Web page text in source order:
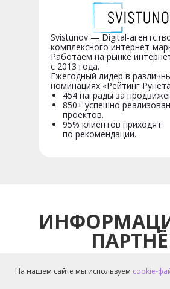
Svistunov — Digital-
комплексного интернет-
Работаем на рынке
с 2013 года.
Ежегодный лидер в
номинациях «Рейтинг
454 награды за
850+ успешно
проектов.
95% клиентов приходят
по рекомендации.
На нашем сайте мы используем cookie-